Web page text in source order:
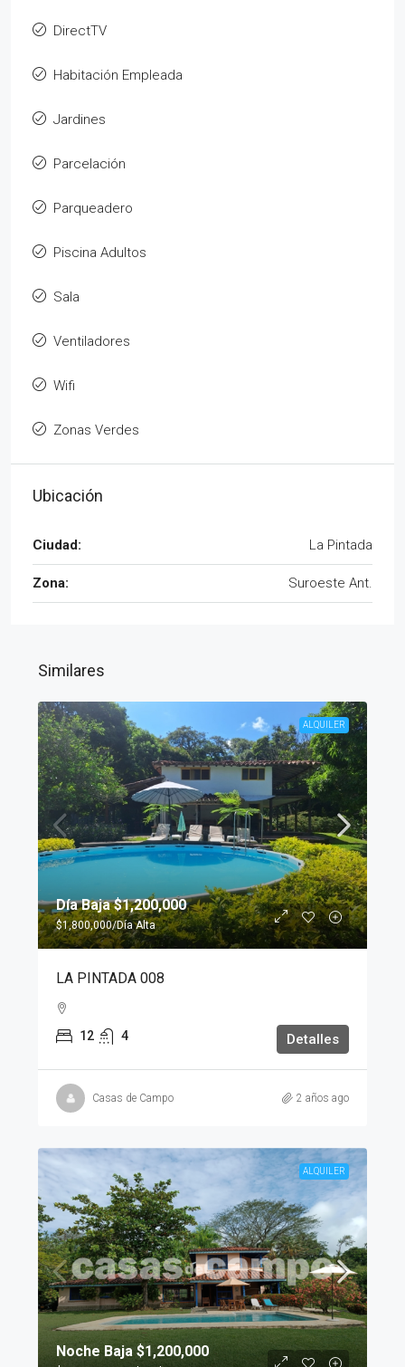
DirectTV
Habitación Empleada
Jardines
Parcelación
Parqueadero
Piscina Adultos
Sala
Ventiladores
Wifi
Zonas Verdes
Ubicación
Ciudad: La Pintada
Zona: Suroeste Ant.
Similares
ALQUILER
Día Baja$1,200,000
$1,800,000/Día Alta
LA PINTADA 008
12 4 Detalles
Casas de Campo 2 años ago
ALQUILER
Noche Baja $1,200,000